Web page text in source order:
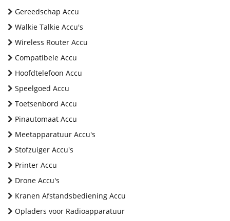
Gereedschap Accu
Walkie Talkie Accu's
Wireless Router Accu
Compatibele Accu
Hoofdtelefoon Accu
Speelgoed Accu
Toetsenbord Accu
Pinautomaat Accu
Meetapparatuur Accu's
Stofzuiger Accu's
Printer Accu
Drone Accu's
Kranen Afstandsbediening Accu
Opladers voor Radioapparatuur